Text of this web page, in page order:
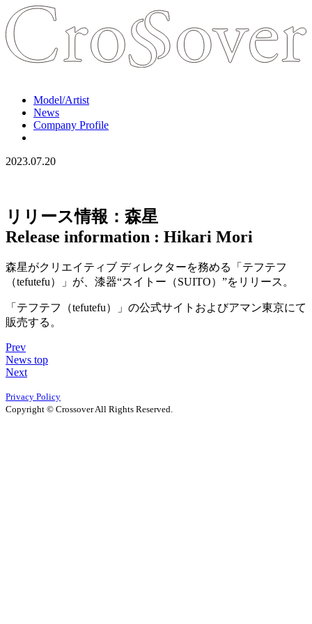
Model/Artist
News
Company Profile
2023.07.20
リリース情報：森星
Release information : Hikari Mori
森星がクリエイティブ ディレクターを務める「テフテフ
（tefutefu）」が、漆器“スイトー（SUITO）”をリリース。
「テフテフ（tefutefu）」の公式サイトおよびアマン東京にて
販売する。
Prev
News top
Next
Privacy Policy
Copyright © Crossover All Rights Reserved.